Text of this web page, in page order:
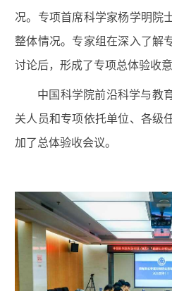
况。专项首席科学家杨学明院
整体情况。专家组在深入了解
讨论后，形成了专项总体验收意
中国科学院前沿科学与教
关人员和专项依托单位、各级
加了总体验收会议。